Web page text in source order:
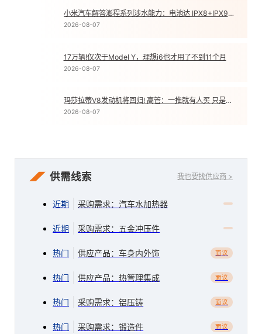
小米汽车解答澎程系列涉水能力：电池达 IPX8+IPX9K 双防水等级
2026-08-07
17万辆!仅次于Model Y，理想i6也才用了不到11个月
2026-08-07
玛莎拉蒂V8发动机将回归! 高管：一推就有人买 只是销量不高
2026-08-07
供需线索 我也要找供应商 >
近期 采购需求：汽车水加热器
近期 采购需求：五金冲压件
热门 供应产品：车身内外饰 面议
热门 供应产品：热管理集成 面议
热门 采购需求：铝压铸 面议
热门 采购需求：锻造件 面议